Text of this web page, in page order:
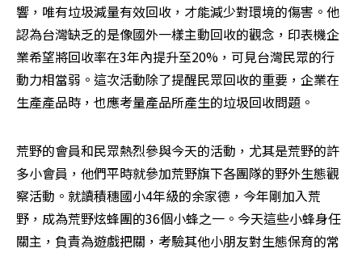
響，唯有垃圾減量有效回收，才能減少對環境的傷害。他
認為台灣缺乏的是像國外一樣主動回收的觀念，印表機企
業希望將回收率在3年內提升至20%，可見台灣民眾的行
動力相當弱。這次活動除了提醒民眾回收的重要，企業在
生產產品時，也應考量產品所產生的垃圾回收問題。
荒野的會員和民眾熱烈參與今天的活動，尤其是荒野的許
多小會員，他們平時就參加荒野旗下各團隊的野外生態觀
察活動。就讀積穗國小4年級的余家德，今年剛加入荒
野，成為荒野炫蜂團的36個小蜂之一。今天這些小蜂身任
關主，負責為遊戲把關，考驗其他小朋友對生態保育的常